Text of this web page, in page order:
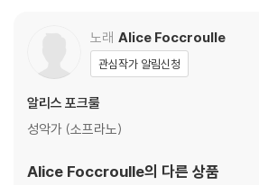
노래 Alice Foccroulle
관심작가 알림신청
알리스 포크룰
성악가 (소프라노)
Alice Foccroulle의 다른 상품